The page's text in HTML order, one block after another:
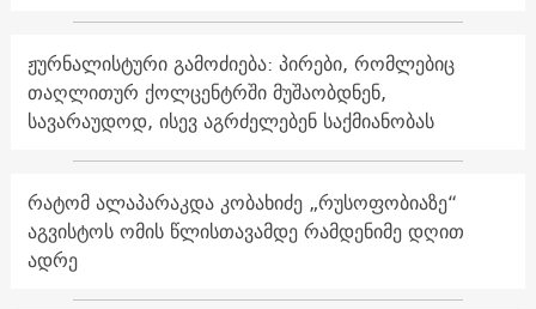
ჟურნალისტური გამოძიება: პირები, რომლებიც
თაღლითურ ქოლცენტრში მუშაობდნენ,
სავარაუდოდ, ისევ აგრძელებენ საქმიანობას
რატომ ალაპარაკდა კობახიძე „რუსოფობიაზე“
აგვისტოს ომის წლისთავამდე რამდენიმე დღით
ადრე